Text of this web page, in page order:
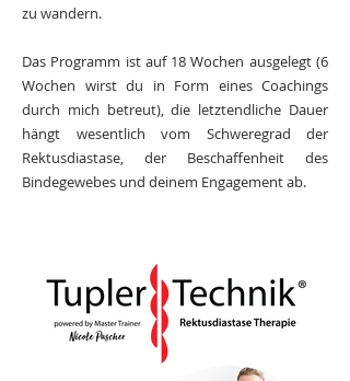
zu wandern.
​Das Programm ist auf 18 Wochen ausgelegt (6
Wochen wirst du in Form eines Coachings
durch mich betreut), die letztendliche Dauer
hängt wesentlich vom Schweregrad der
Rektusdiastase, der Beschaffenheit des
Bindegewebes und deinem Engagement ab.